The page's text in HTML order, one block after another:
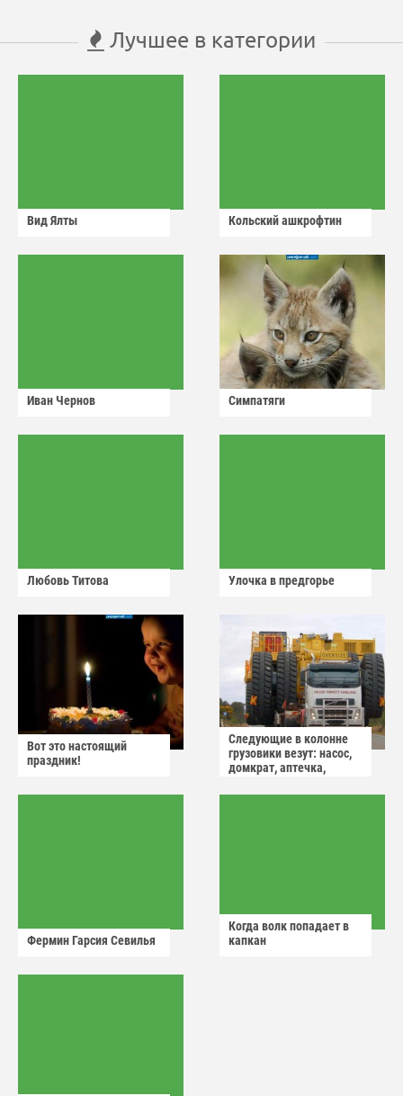
Лучшее в категории
Вид Ялты Кольский ашкрофтин
Иван Чернов Симпатяги
Любовь Титова Улочка в предгорье
Вот это настоящий
праздник!
Следующие в колонне
грузовики везут: насос,
домкрат, аптечка,
Фермин Гарсия Севилья
Когда волк попадает в
капкан